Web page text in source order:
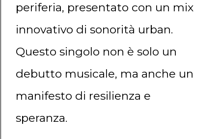
periferia, presentato con un mix
innovativo di sonorità urban.
Questo singolo non è solo un
debutto musicale, ma anche un
manifesto di resilienza e
speranza.